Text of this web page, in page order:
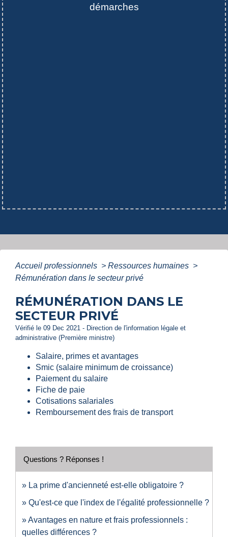
démarches
Accueil professionnels > Ressources humaines >
Rémunération dans le secteur privé
RÉMUNÉRATION DANS LE
SECTEUR PRIVÉ
Vérifié le 09 Dec 2021 - Direction de l'information légale et
administrative (Première ministre)
Salaire, primes et avantages
Smic (salaire minimum de croissance)
Paiement du salaire
Fiche de paie
Cotisations salariales
Remboursement des frais de transport
Questions ? Réponses !
La prime d'ancienneté est-elle obligatoire ?
Qu'est-ce que l'index de l'égalité professionnelle ?
Avantages en nature et frais professionnels :
quelles différences ?